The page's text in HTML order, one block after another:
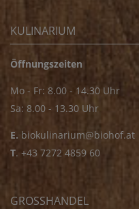
KULINARIUM
Öffnungszeiten
Mo - Fr: 8.00 - 14.30 Uhr
Sa: 8.00 - 13.30 Uhr
E. biokulinarium@biohof.at
T. +43 7272 4859 60
GROSSHANDEL